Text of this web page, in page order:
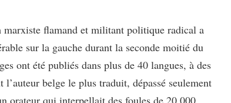
flamand et militant politique radical a
sur la gauche durant la seconde moitié du
ont été publiés dans plus de 40 langues, à des
belge le plus traduit, dépassé seulement
orateur qui interpellait des foules de 20 000